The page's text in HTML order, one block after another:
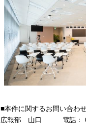
■本件に関するお問い合わ
広報部 山口 電話：